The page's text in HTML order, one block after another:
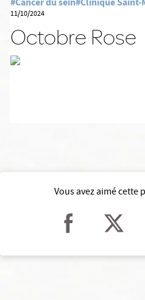
11/10/2024
Octobre Rose
Vous avez aimé cette